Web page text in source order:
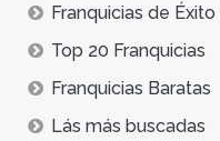
Franquicias de Éxito
Top 20 Franquicias
Franquicias Baratas
Lás más buscadas